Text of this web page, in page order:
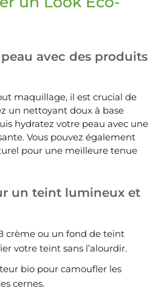
avec des produits
maquillage, il est crucial de
un nettoyant doux à base
hydratez votre peau avec une
Vous pouvez également
pour une meilleure tenue
un teint lumineux et
crème ou un fond de teint
votre teint sans l’alourdir.
bio pour camoufler les
cernes.